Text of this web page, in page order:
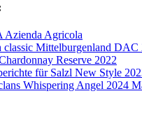
Agricola
classic Mittelburgenland DAC
Reserve 2022
für Salzl New Style
Whispering Angel 2024